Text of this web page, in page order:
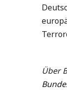
Über